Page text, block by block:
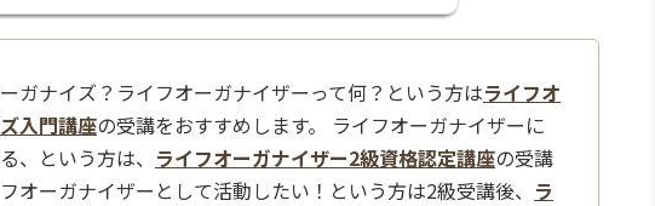
ガナイズ？ライフオーガナイザーって何？という方はライフオ
入門講座の受講をおすすめします。 ライフオーガナイザーに
、という方は、 ライフオーガナイザー2級資格認定講座の受講
オーガナイザーとして活動したい！という方は2級受講後、 ラ